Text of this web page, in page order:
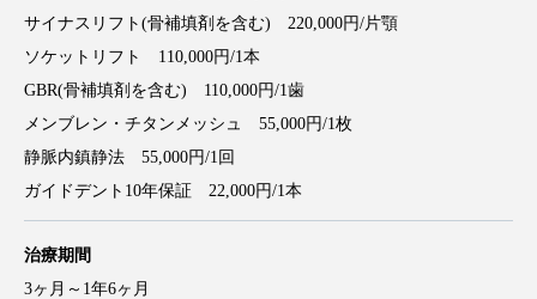
サイナスリフト(骨補填剤を含む) 220,000円/片顎
ソケットリフト 110,000円/1本
GBR(骨補填剤を含む) 110,000円/1歯
メンブレン・チタンメッシュ 55,000円/1枚
静脈内鎮静法 55,000円/1回
ガイドデント10年保証 22,000円/1本
治療期間
3ヶ月～1年6ヶ月